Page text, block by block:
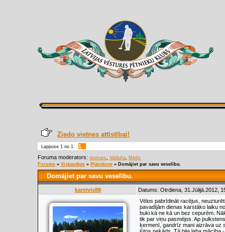
Ziedo vietnes attīstībai!
Lappuse 1 no 1
1
Foruma moderators: otomars Valduha
Meilis
Forums » Viskautkas » Pļāpātuve » Domājiet par savu veselību.
Domājiet par savu veselību.
kareivis88 Datums: Otrdiena, 31.Jūlijā.2012,
Vēlos pabrīdināt racējus,
pavadījām dienas karstāko laiku
buki kā ne kā un bez cepurēm.
tik par viņu pasmējos. Ap
ķermenī, gandrīz mani aizrāva uz